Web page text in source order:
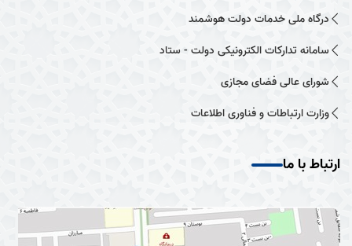
درگاه ملی خدمات دولت هوشمند
سامانه تدارکات الکترونیکی دولت - ستاد
شورای عالی فضای مجازی
وزارت ارتباطات و فناوری اطلاعات
ارتباط با ما